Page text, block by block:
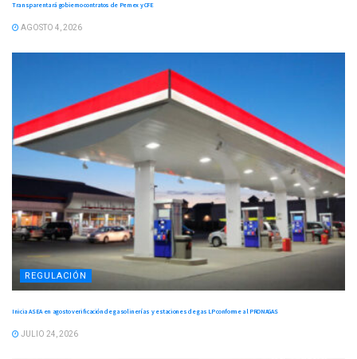
Transparentará gobierno contratos de Pemex y CFE
AGOSTO 4, 2026
REGULACIÓN
Inicia ASEA en agosto verificación de gasolinerías y estaciones de gas LP conforme al PRONAGAS
JULIO 24, 2026